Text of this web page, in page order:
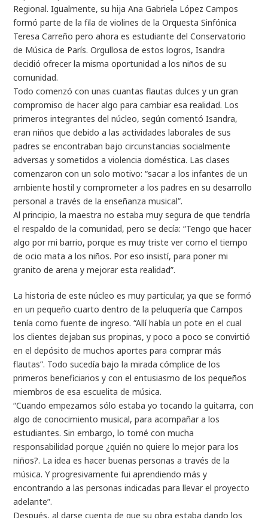
Regional. Igualmente, su hija Ana Gabriela López Campos
formó parte de la fila de violines de la Orquesta Sinfónica
Teresa Carreño pero ahora es estudiante del Conservatorio
de Música de París. Orgullosa de estos logros, Isandra
decidió ofrecer la misma oportunidad a los niños de su
comunidad.
Todo comenzó con unas cuantas flautas dulces y un gran
compromiso de hacer algo para cambiar esa realidad. Los
primeros integrantes del núcleo, según comentó Isandra,
eran niños que debido a las actividades laborales de sus
padres se encontraban bajo circunstancias socialmente
adversas y sometidos a violencia doméstica. Las clases
comenzaron con un solo motivo: “sacar a los infantes de un
ambiente hostil y comprometer a los padres en su desarrollo
personal a través de la enseñanza musical”.
Al principio, la maestra no estaba muy segura de que tendría
el respaldo de la comunidad, pero se decía: “Tengo que hacer
algo por mi barrio, porque es muy triste ver como el tiempo
de ocio mata a los niños. Por eso insistí, para poner mi
granito de arena y mejorar esta realidad”.
La historia de este núcleo es muy particular, ya que se formó
en un pequeño cuarto dentro de la peluquería que Campos
tenía como fuente de ingreso. “Allí había un pote en el cual
los clientes dejaban sus propinas, y poco a poco se convirtió
en el depósito de muchos aportes para comprar más
flautas”. Todo sucedía bajo la mirada cómplice de los
primeros beneficiarios y con el entusiasmo de los pequeños
miembros de esa escuelita de música.
“Cuando empezamos sólo estaba yo tocando la guitarra, con
algo de conocimiento musical, para acompañar a los
estudiantes. Sin embargo, lo tomé con mucha
responsabilidad porque ¿quién no quiere lo mejor para los
niños?. La idea es hacer buenas personas a través de la
música. Y progresivamente fui aprendiendo más y
encontrando a las personas indicadas para llevar el proyecto
adelante”.
Después, al darse cuenta de que su obra estaba dando los